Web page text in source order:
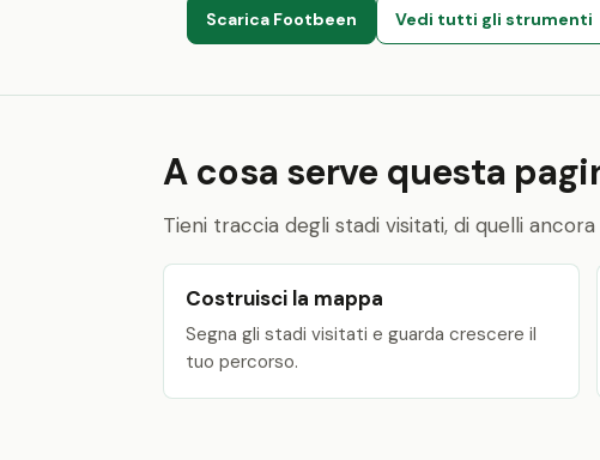
Scarica Footbeen Vedi tutti gli strumenti
A cosa serve questa
Tieni traccia degli stadi visitati, di quelli
Costruisci la mappa
Segna gli stadi visitati e guarda crescere il
tuo percorso.